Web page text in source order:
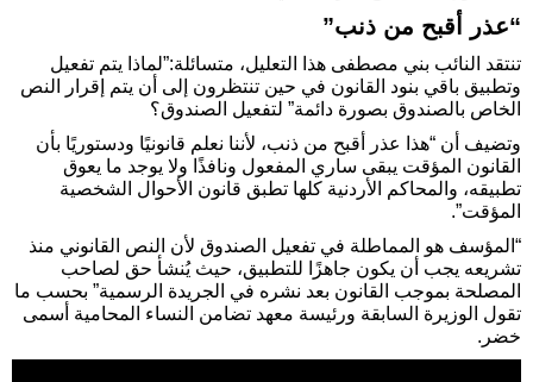
“عذر أقبح من ذنب”
تنتقد النائب بني مصطفى هذا التعليل، متسائلة:”لماذا يتم تفعيل
وتطبيق باقي بنود القانون في حين تنتظرون إلى أن يتم إقرار النص
الخاص بالصندوق بصورة دائمة” لتفعيل الصندوق؟
وتضيف أن “هذا عذر أقبح من ذنب، لأننا نعلم قانونيًا ودستوريًا بأن
القانون المؤقت يبقى ساري المفعول ونافذًا ولا يوجد ما يعوق
تطبيقه، والمحاكم الأردنية كلها تطبق قانون الأحوال الشخصية
المؤقت”.
“المؤسف هو المماطلة في تفعيل الصندوق لأن النص القانوني منذ
تشريعه يجب أن يكون جاهزًا للتطبيق، حيث يُنشأ حق لصاحب
المصلحة بموجب القانون بعد نشره في الجريدة الرسمية” بحسب ما
تقول الوزيرة السابقة ورئيسة معهد تضامن النساء المحامية أسمى
خضر.